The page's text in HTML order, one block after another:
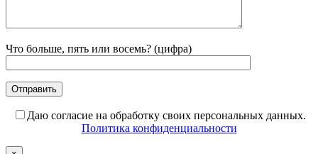
Что больше, пять или восемь? (цифра)
Даю согласие на обработку своих персональных данных.
Политика конфиденциальности